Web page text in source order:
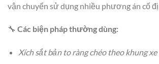
vận chuyển sử dụng nhiều phương án cố
🔧 Các biện pháp thường dùng:
Xích sắt bản to ràng chéo theo khung xe